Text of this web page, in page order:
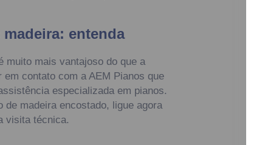
entenda
muito mais vantajoso do que a
contato com a AEM Pianos que
especializada em pianos.
de madeira encostado, ligue agora
visita técnica.